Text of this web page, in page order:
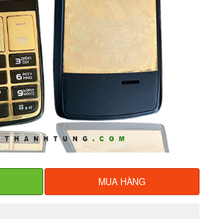
MUA HÀNG